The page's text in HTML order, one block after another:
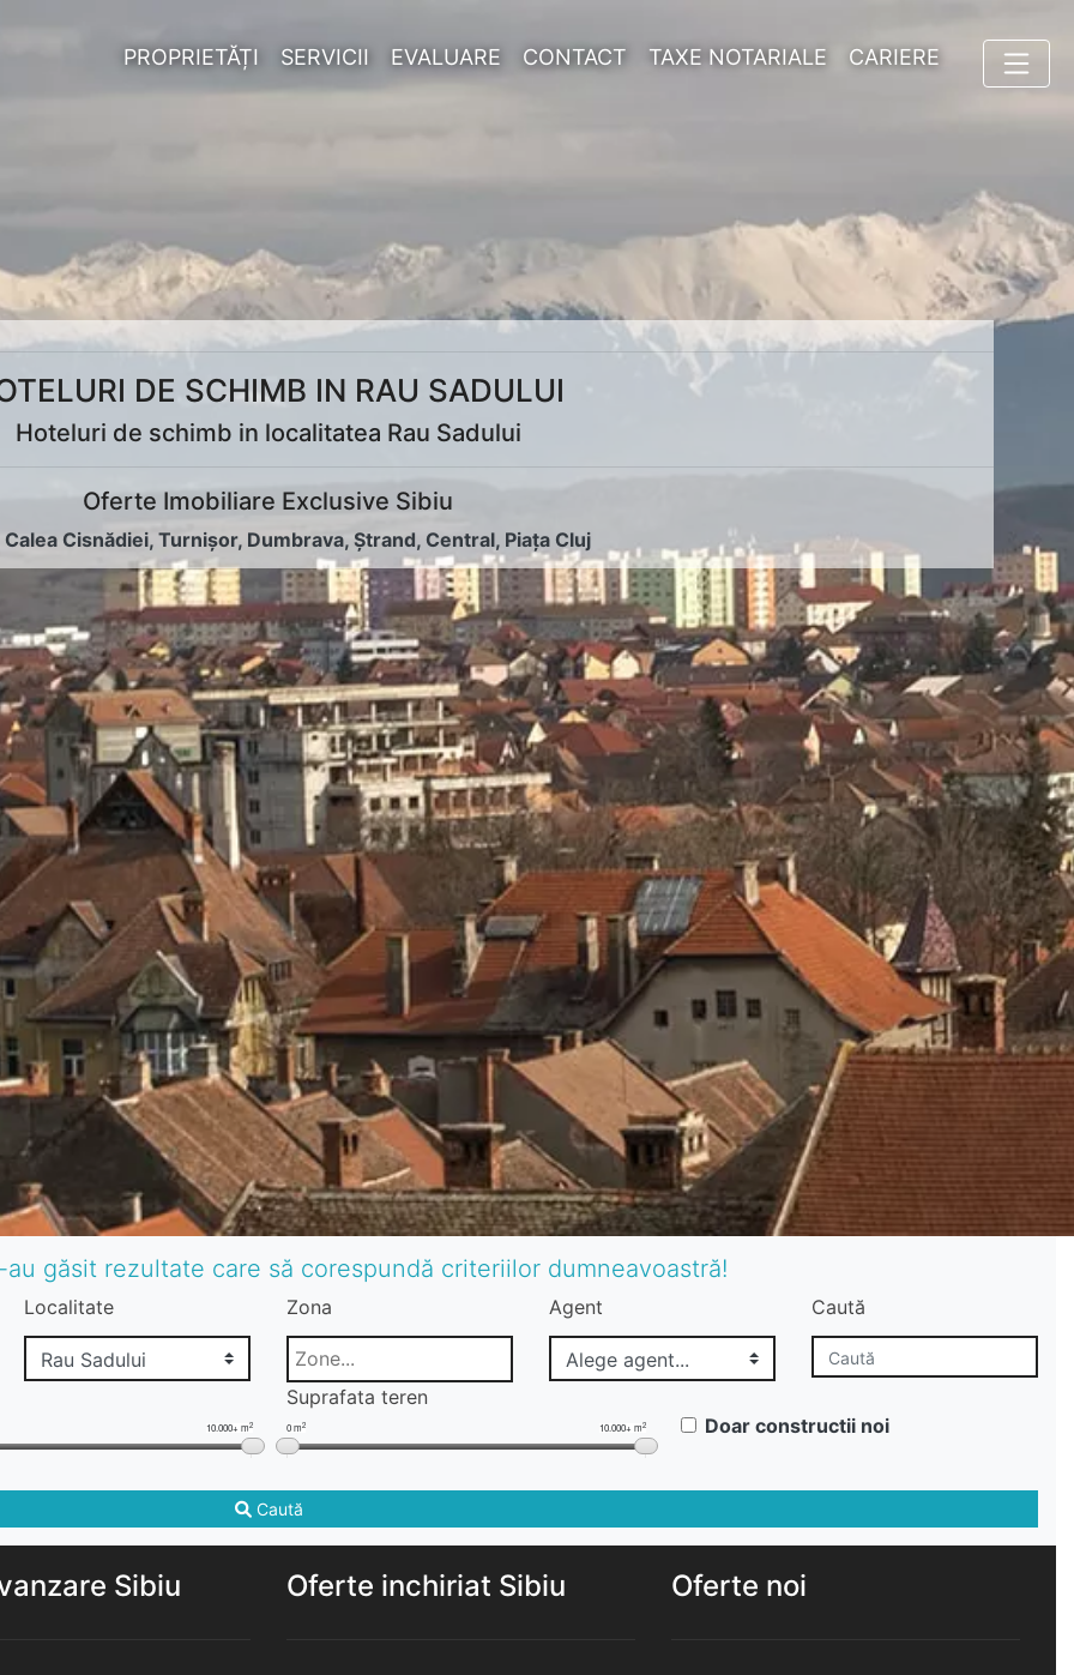
PROPRIETĂȚI SERVICII EVALUARE CONTACT TAXE NOTARIALE CARIERE
DE SCHIMB IN RAU SADULUI
Hoteluri de schimb in localitatea Rau Sadului
Oferte Imobiliare Exclusive Sibiu
Calea Cisnădiei,Turnișor, Dumbrava,Ștrand,Central, Piața Cluj
găsit rezultate care să corespundă criteriilor dumneavoastră!
Localitate Zona Agent Caută
10.000+ m2
Suprafata teren
0 m2 10.000+ m2 Doar constructii noi
Caută
Sibiu Oferte inchiriat Sibiu Oferte noi